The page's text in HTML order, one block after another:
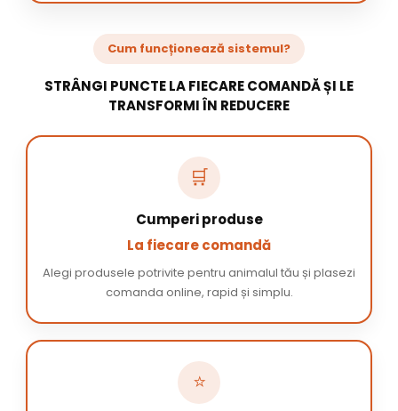
Cum funcționează sistemul?
STRÂNGI PUNCTE LA FIECARE COMANDĂ ȘI LE
TRANSFORMI ÎN REDUCERE
🛒
Cumperi produse
La fiecare comandă
Alegi produsele potrivite pentru animalul tău și plasezi
comanda online, rapid și simplu.
⭐